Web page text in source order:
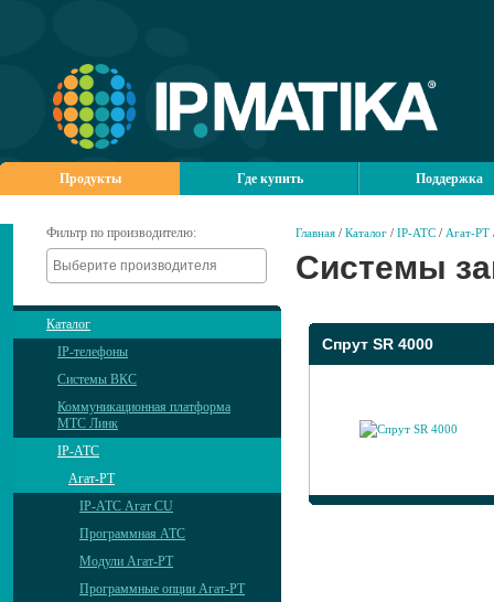
Продукты Где купить Поддержка
Фильтр по производителю:
Каталог
IP-телефоны
Системы ВКС
Коммуникационная платформа
МТС Линк
IP-АТС
Агат-РТ
IP-АТС Агат CU
Программная АТС
Модули Агат-РТ
Программные опции Агат-РТ
Главная / Каталог / IP-АТС / Агат-РТ
Системы
Спрут SR 4000